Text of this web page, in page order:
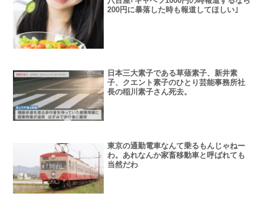
200円に暴落した時も報道してほしい｣
日本三大素子である草薙素子、新井素
子、クエント素子のひとり芸能事務所社
長の稲川素子さん死去。
東京の通勤電車なんて乗るもんじゃねー
わ。あれなんか家畜移動車と呼ばれても
当然だわ